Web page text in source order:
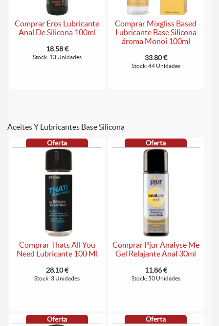
Comprar Eros Lubricante
Anal De Silicona 100ml
18.58 €
Stock: 13 Unidades
Comprar Mixgliss Based
Lubricante Base Silicona
ároma Monoi 100ml
33.80 €
Stock: 44 Unidades
Aceites Y Lubricantes Base Silicona
Oferta
Comprar Thats All You
Need Lubricante 100 Ml
28.10 €
Stock: 3 Unidades
Oferta
Comprar Pjur Analyse Me
Gel Relajante Anal 30ml
11.86 €
Stock: 50 Unidades
Oferta Oferta